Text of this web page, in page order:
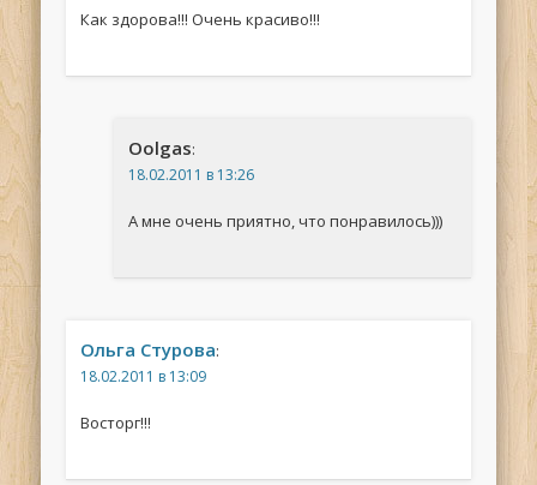
Как здорова!!! Очень красиво!!!
Oolgas:
18.02.2011 в 13:26
А мне очень приятно, что понравилось)))
Ольга Стурова:
18.02.2011 в 13:09
Восторг!!!